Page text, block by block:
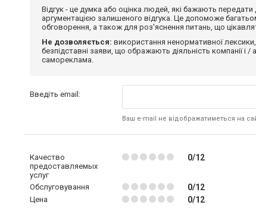
Відгук - це думка або оцінка людей, які бажають
аргументацією залишеного відгука. Це допоможе
обговорення, а також для роз'яснення питань, що
Не дозволяється: використання ненормативної
безпідставні заяви, що ображають діяльність компанії і
самореклама.
Введіть email:
Ваш e-mail не відображатиметься на
Качество
предоставляемых
услуг
0/12
Обслуговування 0/12
Цена 0/12